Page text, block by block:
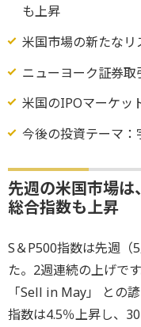
も上昇
米国市場の新たなリ
ニューヨーク証券
米国のIPOマーケッ
今後の投資テーマ
先週の米国市場は
総合指数も上昇
S＆P500指数は先週（
た。2週連続の上げです
「Sell in May」 との
指数は4.5％上昇し、